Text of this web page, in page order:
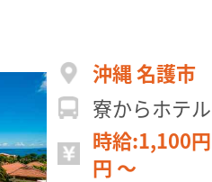
沖縄 名護市
寮からホテ
時給:1,100円 ～ 月給
円 ～